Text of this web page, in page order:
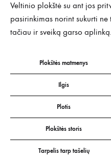
Veltinio plokštė su ant jos
pasirinkimas norint sukurti
tačiau ir sveiką garso aplinką.
Plokštės matmenys
Ilgis
Plotis
Plokštės storis
Tarpelis tarp tašelių